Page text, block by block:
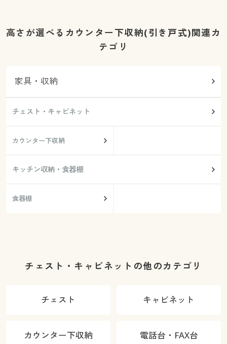
高さが選べるカウンター下収納(引き戸式)関連カ
テゴリ
家具・収納
チェスト・キャビネット
カウンター下収納
キッチン収納・食器棚
食器棚
チェスト・キャビネットの他のカテゴリ
チェスト キャビネット
カウンター下収納 電話台・FAX台